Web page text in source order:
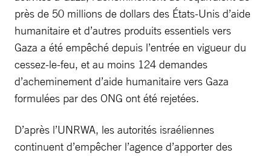
près de 50 millions de dollars des États-Unis d’aide
humanitaire et d’autres produits essentiels vers
Gaza a été empêché depuis l’entrée en vigueur du
cessez-le-feu, et au moins 124 demandes
d’acheminement d’aide humanitaire vers Gaza
formulées par des ONG ont été rejetées.
D’après l’UNRWA, les autorités israéliennes
continuent d’empêcher l’agence d’apporter des